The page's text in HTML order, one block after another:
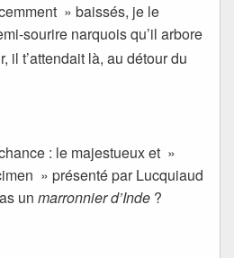
» baissés, je le
sourire narquois qu’il arbore
il t’attendait là, au détour du
: le majestueux et »
» présenté par Lucquiaud
unmarronnier d’Inde ?